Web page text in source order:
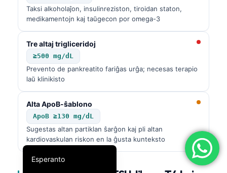
Taksi alkoholaĵon, insulinreziston, tiroidan staton,
medikamentojn kaj taŭgecon por omega-3
Tre altaj trigliceridoj
≥500 mg/dL
Prevento de pankreatito fariĝas urĝa; necesas terapio
laŭ klinikisto
Alta ApoB-ŝablono
ApoB ≥130 mg/dL
Sugestas altan partiklan ŝarĝon kaj pli altan
kardiovaskulan riskon en la ĝusta kunteksto
Esperanto
English
Deutsch
العربية
Français
עִבְרִית
Italiano
Español
Português
Ελληνικά